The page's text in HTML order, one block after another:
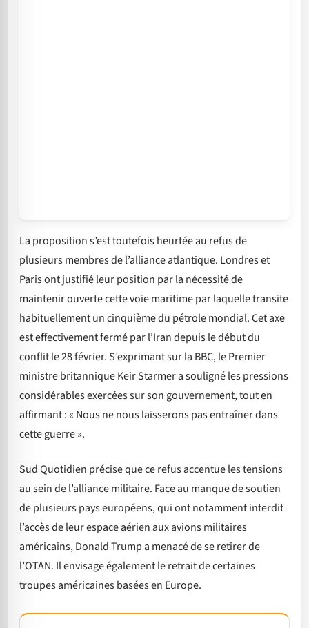
La proposition s’est toutefois heurtée au refus de
plusieurs membres de l’alliance atlantique. Londres et
Paris ont justifié leur position par la nécessité de
maintenir ouverte cette voie maritime par laquelle transite
habituellement un cinquième du pétrole mondial. Cet axe
est effectivement fermé par l’Iran depuis le début du
conflit le 28 février. S’exprimant sur la BBC, le Premier
ministre britannique Keir Starmer a souligné les pressions
considérables exercées sur son gouvernement, tout en
affirmant : « Nous ne nous laisserons pas entraîner dans
cette guerre ».
Sud Quotidien précise que ce refus accentue les tensions
au sein de l’alliance militaire. Face au manque de soutien
de plusieurs pays européens, qui ont notamment interdit
l’accès de leur espace aérien aux avions militaires
américains, Donald Trump a menacé de se retirer de
l’OTAN. Il envisage également le retrait de certaines
troupes américaines basées en Europe.